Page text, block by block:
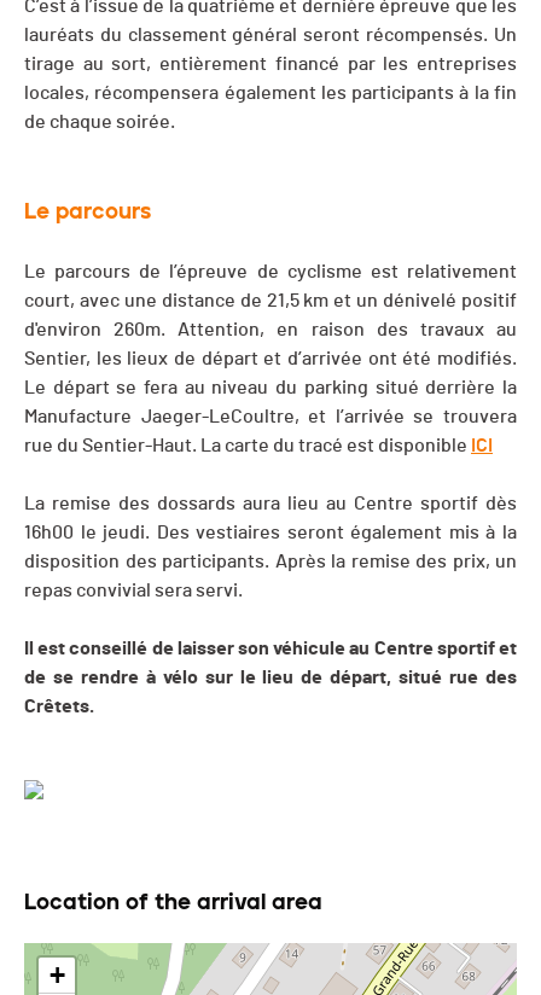
C’est à l’issue de la quatrième et dernière épreuve que les
lauréats du classement général seront récompensés. Un
tirage au sort, entièrement financé par les entreprises
locales, récompensera également les participants à la fin
de chaque soirée.
Le parcours
Le parcours de l’épreuve de cyclisme est relativement
court, avec une distance de 21,5 km et un dénivelé positif
d'environ 260m. Attention, en raison des travaux au
Sentier, les lieux de départ et d’arrivée ont été modifiés.
Le départ se fera au niveau du parking situé derrière la
Manufacture Jaeger-LeCoultre, et l’arrivée se trouvera
rue du Sentier-Haut. La carte du tracé est disponible ICI
La remise des dossards aura lieu au Centre sportif dès
16h00 le jeudi. Des vestiaires seront également mis à la
disposition des participants. Après la remise des prix, un
repas convivial sera servi.
Il est conseillé de laisser son véhicule au Centre sportif et
de se rendre à vélo sur le lieu de départ, situé rue des
Crêtets.
Location of the arrival area
+